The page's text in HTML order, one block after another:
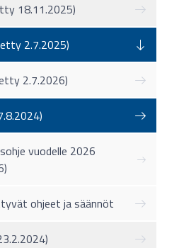
18.11.2025)
2.7.2025)
2.7.2026)
vuodelle 2026
ohjeet ja säännöt